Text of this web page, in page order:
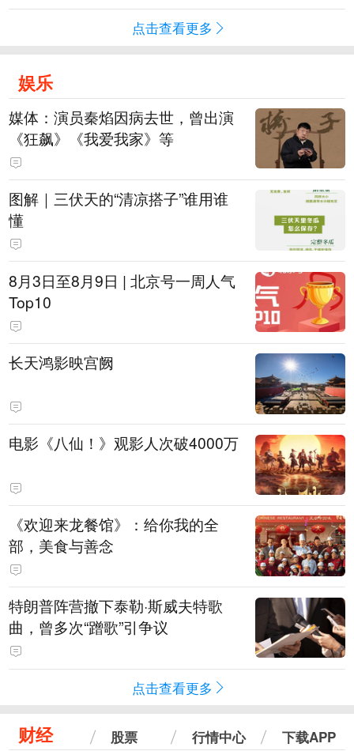
点击查看更多
娱乐
媒体：演员秦焰因病去世，曾出演
《狂飙》《我爱我家》等
图解｜三伏天的“清凉搭子”谁用谁
懂
8月3日至8月9日 | 北京号一周人气
Top10
长天鸿影映宫阙
电影《八仙！》观影人次破4000万
《欢迎来龙餐馆》：给你我的全
部，美食与善念
特朗普阵营撤下泰勒·斯威夫特歌
曲，曾多次“蹭歌”引争议
点击查看更多
财经 股票 行情中心 下载APP